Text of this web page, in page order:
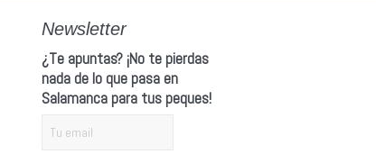
Newsletter
¿Te apuntas? ¡No te pierdas
nada de lo que pasa en
Salamanca para tus peques!